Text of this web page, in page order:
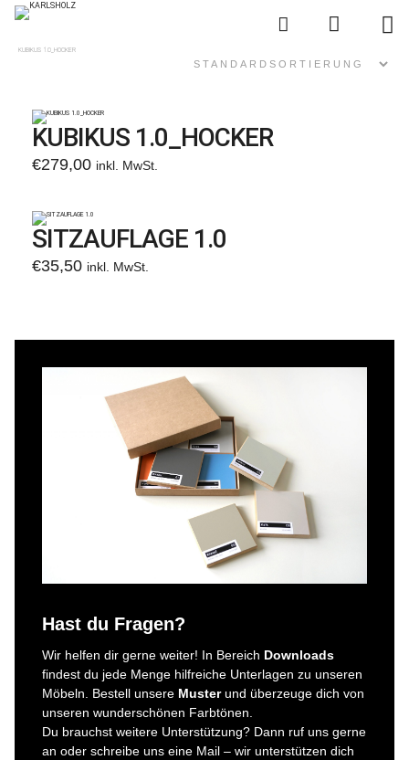
KARLSHOLZ
Planen
Kaufen
News
über KARLSHOLZ
KUBIKUS 1.0_HOCKER
KUBIKUS 1.0_HOCKER
€279,00 inkl. MwSt.
SITZAUFLAGE 1.0
€35,50 inkl. MwSt.
Hast du Fragen?
Wir helfen dir gerne weiter! In Bereich Downloads
findest du jede Menge hilfreiche Unterlagen zu unseren
Möbeln. Bestell unsere Musterund überzeuge dich von
unseren wunderschönen Farbtönen.
Du brauchst weitere Unterstützung? Dann ruf uns gerne
an oder schreibe uns eine Mail – wir unterstützen dich